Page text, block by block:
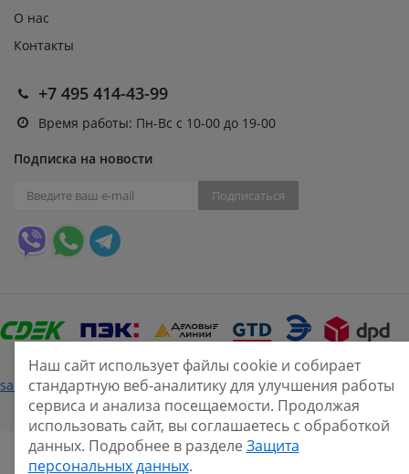
О нас
Контакты
+7 495 414-43-99
Время работы: Пн-Вс с 10-00 до 19-00
Подписка на новости
Подписаться
sale@smarine.shop 2026Нашли ошибку?
Наш сайт использует файлы cookie и собирает
стандартную веб-аналитику для улучшения работы
сервиса и анализа посещаемости. Продолжая
использовать сайт, вы соглашаетесь с обработкой
данных. Подробнее в разделе Защита
персональных данных.